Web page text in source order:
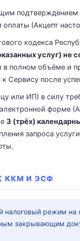
подтверждением
оплаты (Акцепт
кодекса
услуг) не
в полном объёме и
Сервису после
или ИП) в силу
форме
3 (трёх)
запроса
ККМ И ЭСФ
налоговый режим
закрывающим